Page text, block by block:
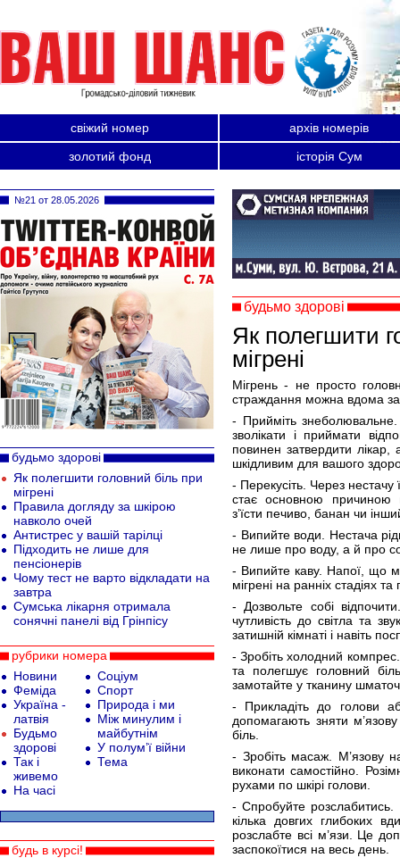
свіжий номер
архів номерів
золотий фонд
історія Сум
будьмо здорові
Як полегшити
мігрені
Мігрень - не просто
страждання можна вдома
- Прийміть
зволікати і приймати
повинен затвердити
шкідливим для вашого
- Перекусіть. Через нестачу
стає основною причиною
з’їсти печиво, банан чи
- Випийте води. Нестача
не лише про воду, а й про
- Випийте каву. Напої, що
мігрені на ранніх стадіях
- Дозвольте собі
чутливість до світла та
затишній кімнаті і навіть
- Зробіть холодний
та полегшує головний
замотайте у тканину
- Прикладіть до голови
допомагають зняти
біль.
- Зробіть масаж. М’язову
виконати самостійно.
рухами по шкірі голови.
- Спробуйте розслабитись.
кілька довгих глибоких
розслабте всі м’язи. Це
заспокоїтися на весь день.
№21 от 28.05.2026
будьмо здорові
Як полегшити головний біль при
мігрені
Правила догляду за шкірою
навколо очей
Антистрес у вашій тарілці
Підходить не лише для
пенсіонерів
Чому тест не варто відкладати на
завтра
Сумська лікарня отримала
сонячні панелі від Грінпісу
рубрики номера
Новини
Феміда
Україна -
латвія
Будьмо
здорові
Так і
живемо
На часі
Соціум
Спорт
Природа і ми
Між минулим і
майбутнім
У полум’ї війни
Тема
будь в курсі!